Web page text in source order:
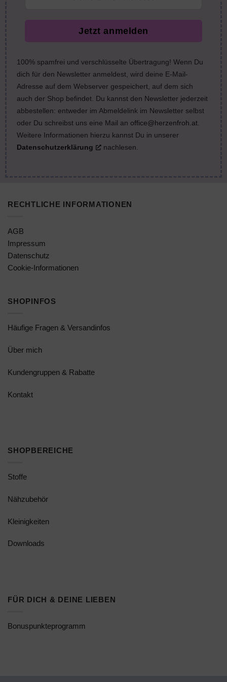
Jetzt anmelden
100% spamfrei und verschlüsselte Übertragung! Wenn Du
dich für den Newsletter anmeldest, wird deine E-Mail-
Adresse auf dem Webserver gespeichert, auf dem sich
auch der Shop befindet. Du kannst den Newsletter jederzeit
abbestellen: entweder im Abmeldelink im Newsletter selbst
oder Du schreibst uns eine Mail an office@herzenfroh.at.
Weitere Informationen hierzu kannst Du in unserer
Datenschutzerklärung
nachlesen.
RECHTLICHE INFORMATIONEN
AGB
Impressum
Datenschutz
Cookie-Informationen
SHOPINFOS
Häufige Fragen & Versandinfos
Über mich
Kundengruppen & Rabatte
Kontakt
SHOPBEREICHE
Stoffe
Nähzubehör
Kleinigkeiten
Downloads
FÜR DICH & DEINE LIEBEN
Bonuspunkteprogramm